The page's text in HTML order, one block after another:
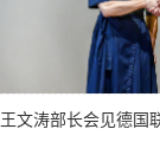
王文涛部长会见德国